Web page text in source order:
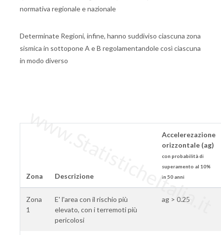
normativa regionale e nazionale
Determinate Regioni, infine, hanno suddiviso ciascuna zona
sismica in sottopone A e B regolamentandole così ciascuna
in modo diverso
Zona Descrizione
Accelerezazione
orizzontale (ag)
con probabilità di
superamento al 10%
in 50 anni
Zona
1
E' l'area con il rischio più
elevato, con i terremoti più
pericolosi
ag > 0.25
www.StatisticheItalia.it